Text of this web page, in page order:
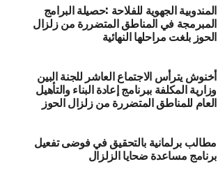
المندوبية الجهوية للفلاحة :حصيلة البرامج
المبرمجة في المناطق المتضررة من زلزال
الحوز بلغت مراحلها النهائية
أخنوش يترأس الاجتماع العاشر للجنة البين
وزارية المكلفة ببرنامج إعادة البناء والتأهيل
العام للمناطق المتضررة من زلزال الحوز
مطالب برلمانية بالتحقيق في فوضى تفعيل
برنامج مساعدة ضحايا الزلزال